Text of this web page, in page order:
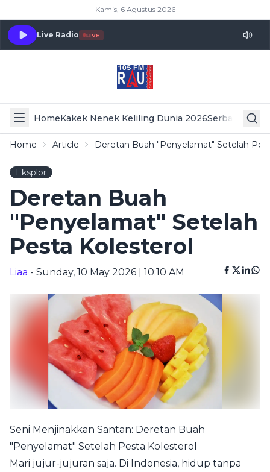
Kamis, 6 Agustus 2026
Live Radio LIVE
HomeKakek Nenek Keliling Dunia 2026Serba Serbi
Home Article Deretan Buah "Penyelamat" Setelah
Eksplor
Deretan Buah
"Penyelamat" Setelah
Pesta Kolesterol
Liaa - Sunday, 10 May 2026 | 10:10 AM
Seni Menjinakkan Santan: Deretan Buah
"Penyelamat" Setelah Pesta Kolesterol
Mari jujur-jujuran saja. Di Indonesia, hidup tanpa